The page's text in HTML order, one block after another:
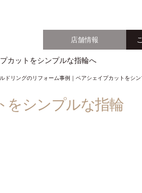
店舗情報
カットをシンプルな指輪へ
ドリングのリフォーム事例｜ペアシェイプカットをシ
をシンプルな指輪